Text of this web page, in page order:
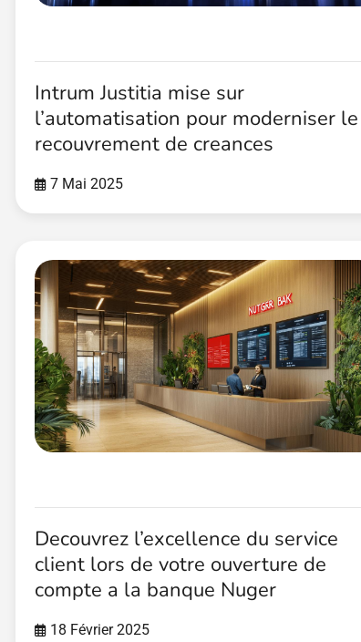
Intrum Justitia mise sur
l’automatisation pour moderniser le
recouvrement de creances
7 Mai 2025
Decouvrez l’excellence du service
client lors de votre ouverture de
compte a la banque Nuger
18 Février 2025